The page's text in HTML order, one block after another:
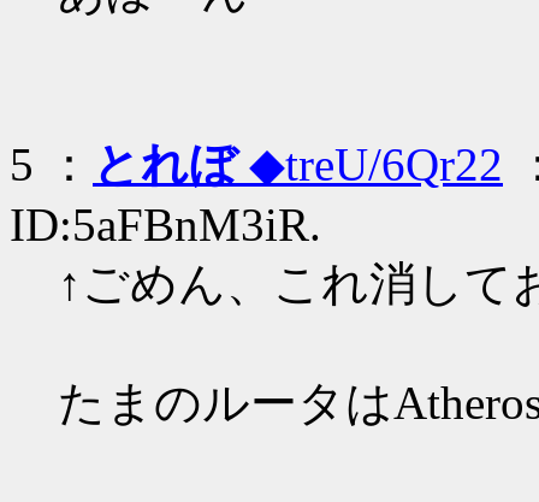
5 ： とれぼ◆treU/6Qr22
ID:5aFBnM3iR.
↑ごめん、これ消して
たまのルータは